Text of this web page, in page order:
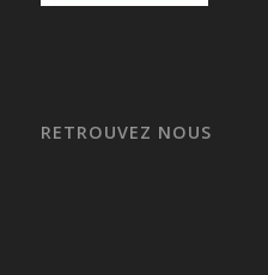
RETROUVEZ NOUS